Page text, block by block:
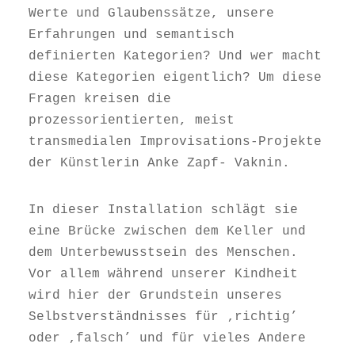
Werte und Glaubenssätze, unsere
Erfahrungen und semantisch
definierten Kategorien? Und wer macht
diese Kategorien eigentlich? Um diese
Fragen kreisen die
prozessorientierten, meist
transmedialen Improvisations-Projekte
der Künstlerin Anke Zapf- Vaknin.
In dieser Installation schlägt sie
eine Brücke zwischen dem Keller und
dem Unterbewusstsein des Menschen.
Vor allem während unserer Kindheit
wird hier der Grundstein unseres
Selbstverständnisses für ‚richtig’
oder ‚falsch’ und für vieles Andere